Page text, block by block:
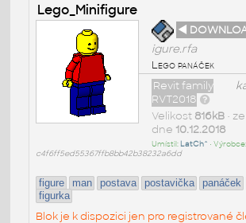
Lego_Minifigure
◄
igure.rfa
Lego panáček
Revit family
RVT2018
Velikost 816kB• ze
dne 10.12.2018
Umístil: LatCh^ • Výrobce:
c4f6ff5ed55367ffb8bb42b38232a6dd
figure man postava postavička panáček
figurka
Blok je k dispozici jen pro registrované